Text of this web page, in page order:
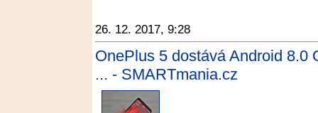
26. 12. 2017, 9:28
OnePlus 5 dostává Android 8.0
... - SMARTmania.cz